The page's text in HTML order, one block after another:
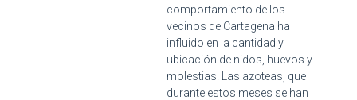
comportamiento de los
vecinos de Cartagena ha
influido en la cantidad y
ubicación de nidos, huevos y
molestias. Las azoteas, que
durante estos meses se han